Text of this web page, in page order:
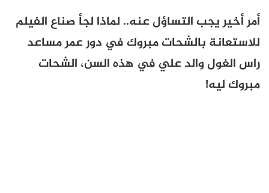
أمر أخير يجب التساؤل عنه.. لماذا لجأ صناع الفيلم
للاستعانة بالشحات مبروك في دور عمر مساعد
راس الغول والد علي في هذه السن، الشحات
مبروك ليه!